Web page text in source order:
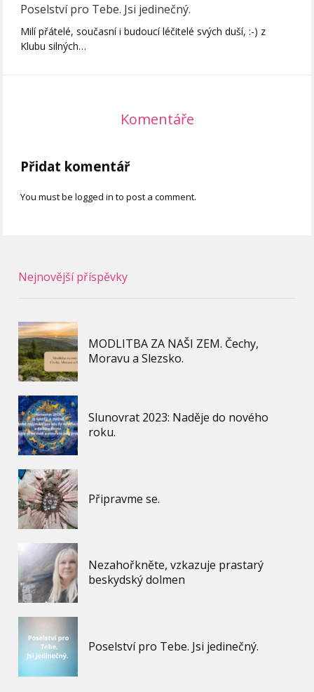
Poselství pro Tebe. Jsi jedinečný.
Milí přátelé, současní i budoucí léčitelé svých duší, :-) z
Klubu silných…
Komentáře
Přidat komentář
You must be logged in to post a comment.
Nejnovější příspěvky
MODLITBA ZA NAŠI ZEM. Čechy,
Moravu a Slezsko.
Slunovrat 2023: Naděje do nového
roku.
Připravme se.
Nezahořkněte, vzkazuje prastarý
beskydský dolmen
Poselství pro Tebe. Jsi jedinečný.